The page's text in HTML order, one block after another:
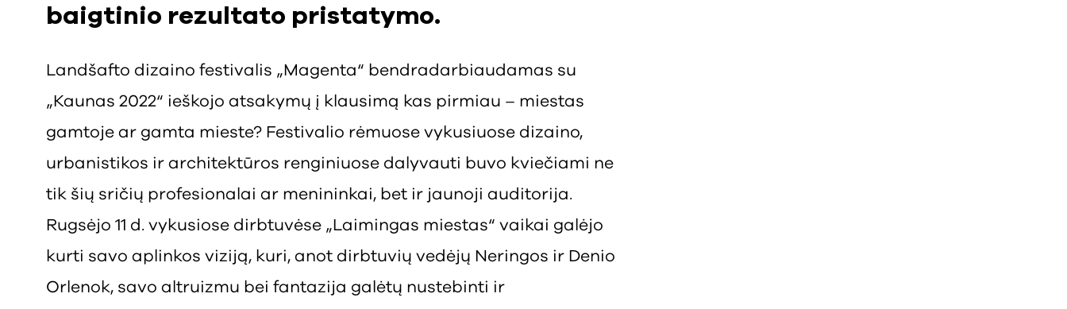
baigtinio rezultato pristatymo.
Landšafto dizaino festivalis „Magenta“ bendradarbiaudamas su
„Kaunas 2022“ ieškojo atsakymų į klausimą kas pirmiau – miestas
gamtoje ar gamta mieste? Festivalio rėmuose vykusiuose dizaino,
urbanistikos ir architektūros renginiuose dalyvauti buvo kviečiami ne
tik šių sričių profesionalai ar menininkai, bet ir jaunoji auditorija.
Rugsėjo 11 d. vykusiose dirbtuvėse „Laimingas miestas“ vaikai galėjo
kurti savo aplinkos viziją, kuri, anot dirbtuvių vedėjų Neringos ir Denio
Orlenok, savo altruizmu bei fantazija galėtų nustebinti ir